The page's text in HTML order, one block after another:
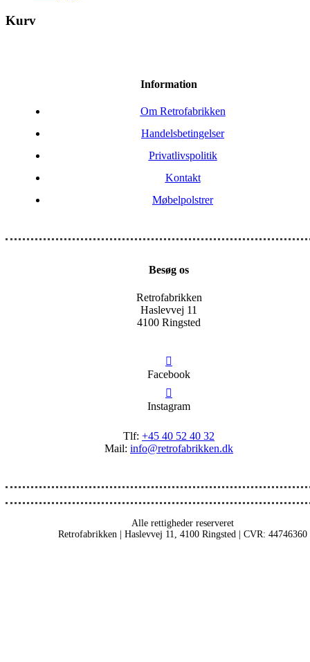
Kurv
Information
Om Retrofabrikken
Handelsbetingelser
Privatlivspolitik
Kontakt
Møbelpolstrer
Besøg os
Retrofabrikken
Haslevvej 11
4100 Ringsted
Facebook
Instagram
Tlf: +45 40 52 40 32
Mail: info@retrofabrikken.dk
Alle rettigheder reserveret
Retrofabrikken | Haslevvej 11, 4100 Ringsted | CVR: 44746360